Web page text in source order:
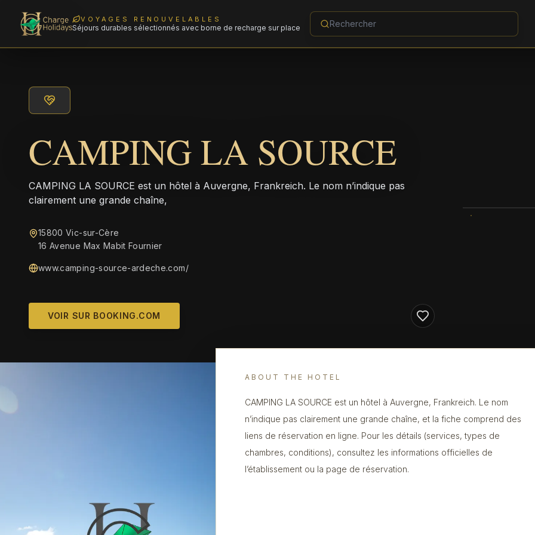
VOYAGES RENOUVELABLES
Séjours durables sélectionnés avec borne de recharge sur place
CAMPING LA SOURCE
CAMPING LA SOURCE est un hôtel à Auvergne, Frankreich. Le nom n’indique pas
clairement une grande chaîne,
15800 Vic-sur-Cère
16 Avenue Max Mabit Fournier
www.camping-source-ardeche.com/
VOIR SUR BOOKING.COM
ABOUT THE HOTEL
CAMPING LA SOURCE est un hôtel à Auvergne, Frankreich. Le nom
n’indique pas clairement une grande chaîne, et la fiche comprend des
liens de réservation en ligne. Pour les détails (services, types de
chambres, conditions), consultez les informations officielles de
l’établissement ou la page de réservation.